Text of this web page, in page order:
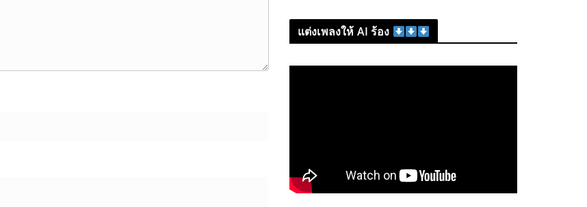
แต่งเพลงให้ AI ร้อง